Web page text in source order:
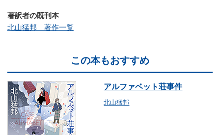
著訳者の既刊本
北山猛邦 著作一覧
この本もおすすめ
アルファベット荘事件
北山猛邦